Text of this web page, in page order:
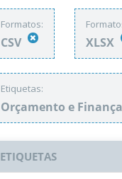
Formatos:
CSV XLSX
Etiquetas:
Orçamento e
ETIQUETAS